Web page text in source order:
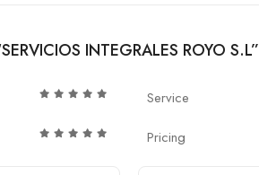
INTEGRALES ROYO S.L”
Service
Pricing